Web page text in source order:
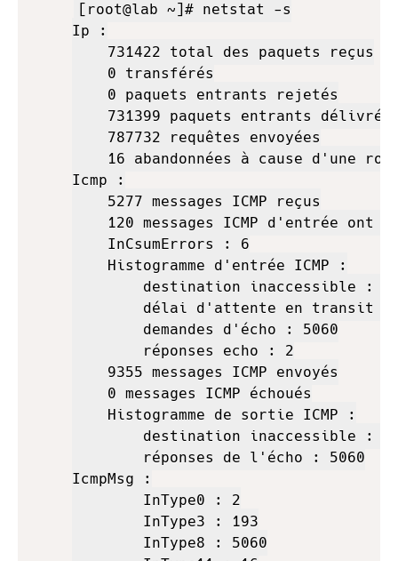
[root@lab ~]# netstat -s
Ip :
    731422 total des paquets reçus
    0 transférés
    0 paquets entrants rejetés
    731399 paquets entrants délivrés
    787732 requêtes envoyées
16 abandonnées à cause d'une
Icmp :
    5277 messages ICMP reçus
120 messages ICMP d'entrée ont
    InCsumErrors : 6
    Histogramme d'entrée ICMP :
destination inaccessible :
délai d'attente en transit :
        demandes d'écho : 5060
        réponses echo : 2
    9355 messages ICMP envoyés
    0 messages ICMP échoués
    Histogramme de sortie ICMP :
destination inaccessible :
        réponses de l'écho : 5060
IcmpMsg :
        InType0 : 2
        InType3 : 193
        InType8 : 5060